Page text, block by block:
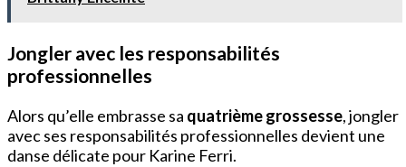
Jongler avec les responsabilités
professionnelles
Alors qu’elle embrasse sa quatrième grossesse, jongler
avec ses responsabilités professionnelles devient une
danse délicate pour Karine Ferri.